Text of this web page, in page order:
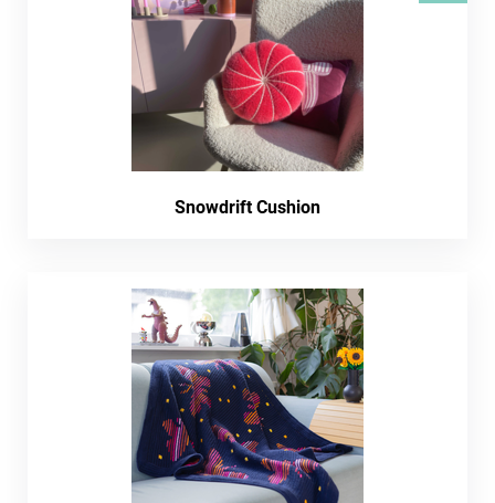
Snowdrift Cushion